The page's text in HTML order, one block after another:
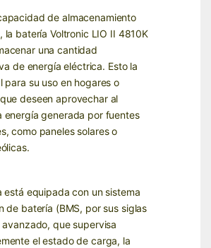
de almacenamiento
la batería Voltronic LIO II 4810K
una cantidad
de energía eléctrica. Esto la
para su uso en hogares o
deseen aprovechar al
energía generada por fuentes
como paneles solares o
está equipada con un sistema
de batería (BMS, por sus siglas
avanzado, que supervisa
el estado de carga, la